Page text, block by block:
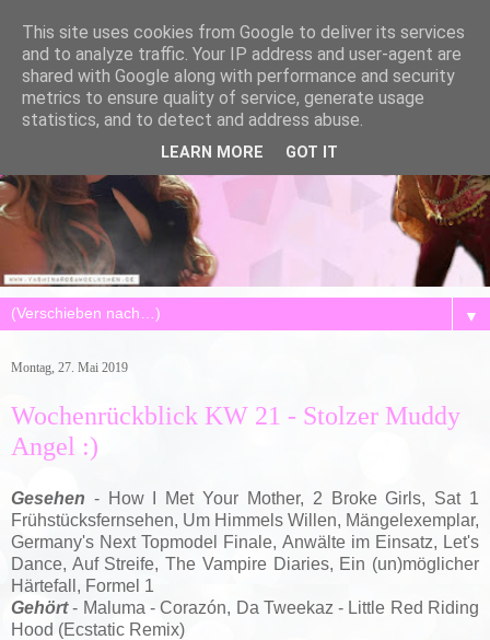
▼
Montag, 27. Mai 2019
Wochenrückblick KW 21 - Stolzer Muddy
Angel :)
Gesehen - How I Met Your Mother, 2 Broke Girls, Sat 1
Frühstücksfernsehen, Um Himmels Willen, Mängelexemplar,
Germany's Next Topmodel Finale, Anwälte im Einsatz, Let's
Dance, Auf Streife, The Vampire Diaries, Ein (un)möglicher
Härtefall, Formel 1
Gehört- Maluma - Corazón, Da Tweekaz - Little Red Riding
Hood (Ecstatic Remix)
This site uses cookies from Google to deliver its services
and to analyze traffic. Your IP address and user-agent are
shared with Google along with performance and security
metrics to ensure quality of service, generate usage
statistics, and to detect and address abuse.
LEARN MORE GOT IT